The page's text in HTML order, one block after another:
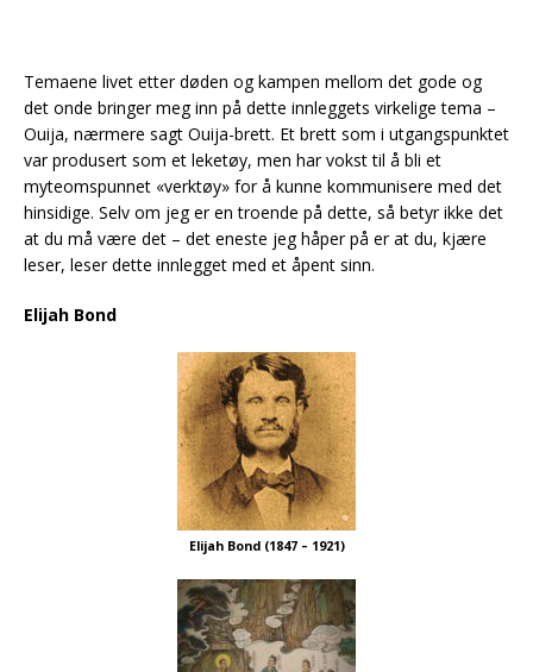
Temaene livet etter døden og kampen mellom det gode og
det onde bringer meg inn på dette innleggets virkelige tema –
Ouija, nærmere sagt Ouija-brett. Et brett som i utgangspunktet
var produsert som et leketøy, men har vokst til å bli et
myteomspunnet «verktøy» for å kunne kommunisere med det
hinsidige. Selv om jeg er en troende på dette, så betyr ikke det
at du må være det – det eneste jeg håper på er at du, kjære
leser, leser dette innlegget med et åpent sinn.
Elijah Bond
Elijah Bond (1847 – 1921)